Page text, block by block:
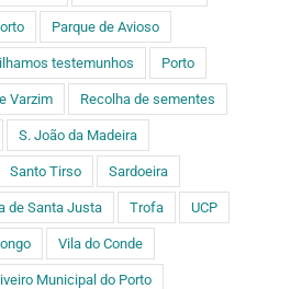
Parque de Avioso
testemunhos Porto
Varzim Recolha de sementes
S. João da Madeira
Santo Tirso Sardoeira
de Santa Justa Trofa UCP
Vila do Conde
Municipal do Porto